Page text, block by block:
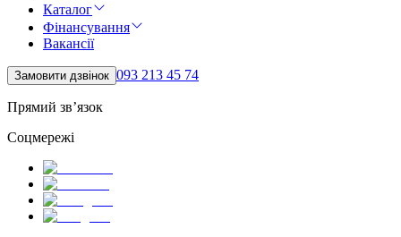
Каталог
Фінансування
Вакансії
Замовити дзвінок 093 213 45 74
Прямий зв’язок
Соцмережі